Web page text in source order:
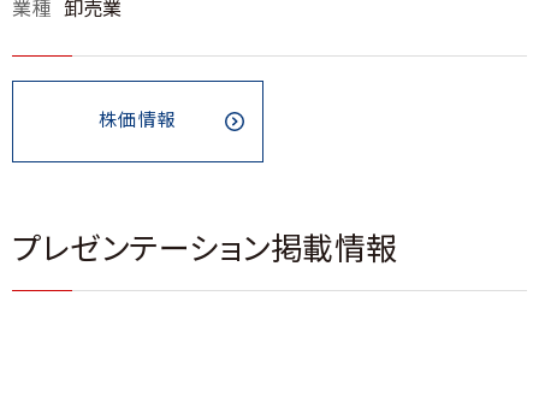
業種
卸売業
株価情報
プレゼンテーション掲載情報